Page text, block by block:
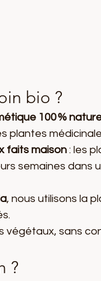
bio ?
100 %
plantes
faits maison : les
semaines dans
, nous utilisons la
végétaux, sans
?